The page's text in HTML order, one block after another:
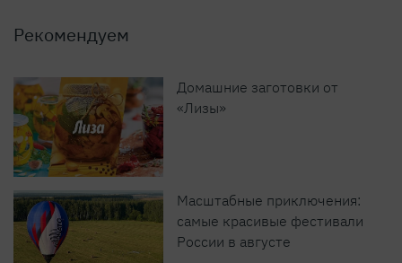
Рекомендуем
Домашние заготовки от
«Лизы»
Масштабные приключения:
самые красивые фестивали
России в августе